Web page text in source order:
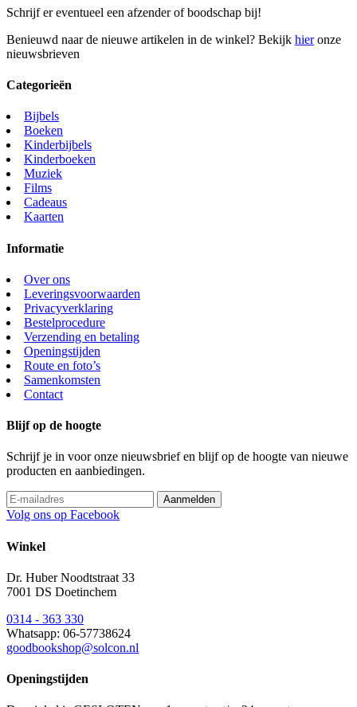
Schrijf er eventueel een afzender of boodschap bij!
Benieuwd naar de nieuwe artikelen in de winkel? Bekijk hieronze
nieuwsbrieven
Categorieën
Bijbels
Boeken
Kinderbijbels
Kinderboeken
Muziek
Films
Cadeaus
Kaarten
Informatie
Over ons
Leveringsvoorwaarden
Privacyverklaring
Bestelprocedure
Verzending en betaling
Openingstijden
Route en foto’s
Samenkomsten
Contact
Blijf op de hoogte
Schrijf je in voor onze nieuwsbrief en blijf op de hoogte van nieuwe
producten en aanbiedingen.
Volg ons op Facebook
Winkel
Dr. Huber Noodtstraat 33
7001 DS Doetinchem
0314 - 363 330
Whatsapp: 06-57738624
goodbookshop@solcon.nl
Openingstijden